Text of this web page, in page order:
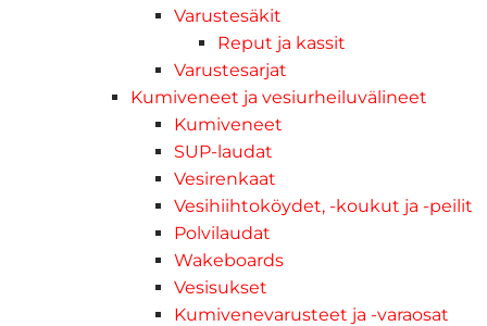
Varustesäkit
Reput ja kassit
Varustesarjat
Kumiveneet ja vesiurheiluvälineet
Kumiveneet
SUP-laudat
Vesirenkaat
Vesihiihtoköydet, -koukut ja -peilit
Polvilaudat
Wakeboards
Vesisukset
Kumivenevarusteet ja -varaosat